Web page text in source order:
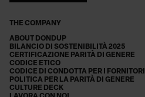
THE COMPANY
ABOUT DONDUP
BILANCIO DI SOSTENIBILITÀ 2025
CERTIFICAZIONE PARITÀ DI GENERE
CODICE ETICO
CODICE DI CONDOTTA PER I FORNITORI
POLITICA PER LA PARITÀ DI GENERE
CULTURE DECK